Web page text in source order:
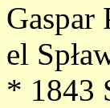
Gaspar
el
* 1843